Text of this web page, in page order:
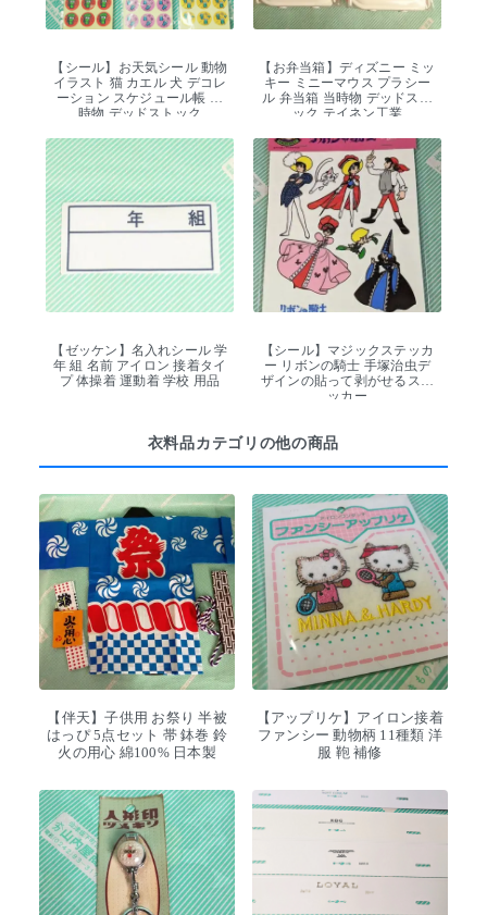
【シール】お天気シール 動物
イラスト 猫 カエル 犬 デコレ
ーション スケジュール帳 当
時物 デッドストック
【お弁当箱】ディズニー ミッ
キー ミニーマウス プラシー
ル 弁当箱 当時物 デッドスト
ック テイネン工業
【ゼッケン】名入れシール 学
年 組 名前 アイロン 接着タイ
プ 体操着 運動着 学校 用品
【シール】マジックステッカ
ー リボンの騎士 手塚治虫デ
ザインの貼って剥がせるステ
ッカー
衣料品カテゴリの他の商品
【伴天】子供用 お祭り 半被
はっぴ 5点セット 帯 鉢巻 鈴
火の用心 綿100% 日本製
【アップリケ】アイロン接着
ファンシー 動物柄 11種類 洋
服 鞄 補修